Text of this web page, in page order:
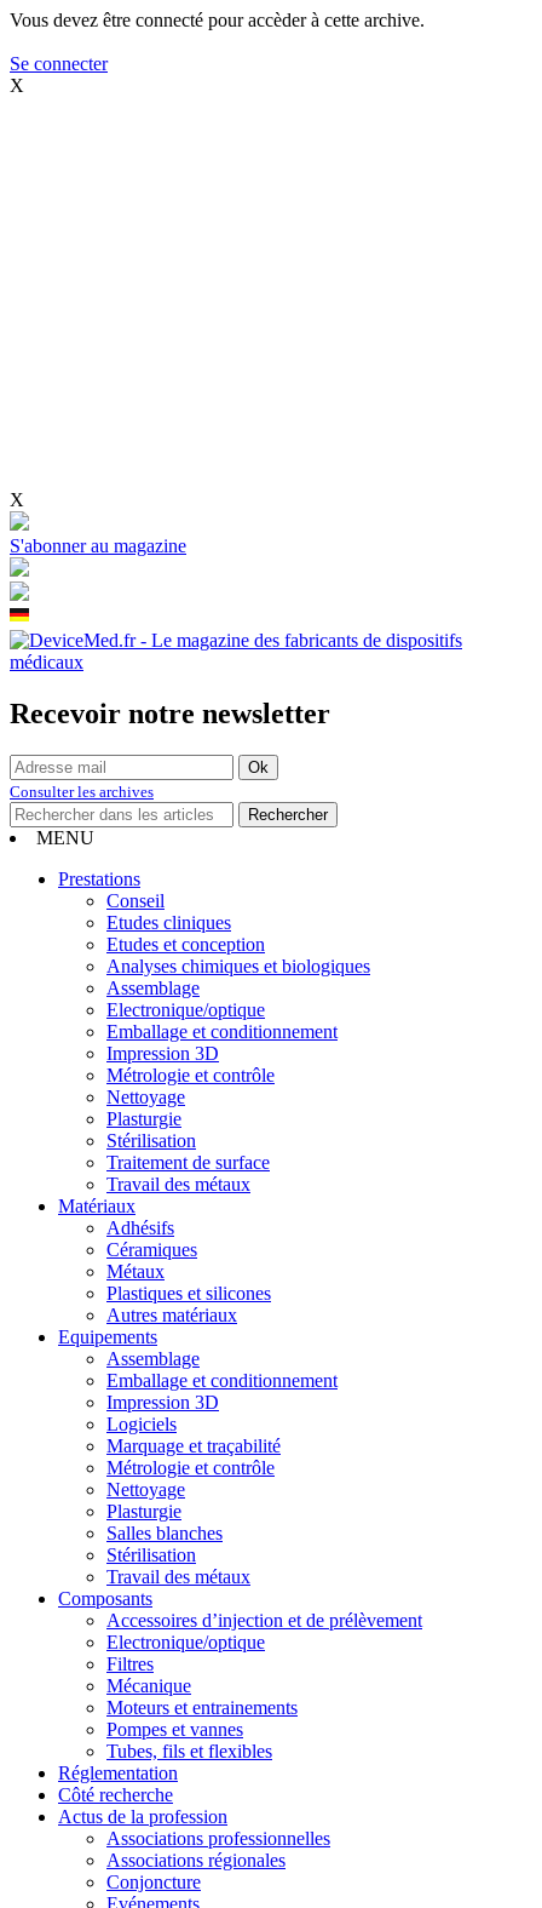
Vous devez être connecté pour accèder à cette archive.
Se connecter
X
X
S'abonner au magazine
Recevoir notre newsletter
Consulter les archives
MENU
Prestations
Conseil
Etudes cliniques
Etudes et conception
Analyses chimiques et biologiques
Assemblage
Electronique/optique
Emballage et conditionnement
Impression 3D
Métrologie et contrôle
Nettoyage
Plasturgie
Stérilisation
Traitement de surface
Travail des métaux
Matériaux
Adhésifs
Céramiques
Métaux
Plastiques et silicones
Autres matériaux
Equipements
Assemblage
Emballage et conditionnement
Impression 3D
Logiciels
Marquage et traçabilité
Métrologie et contrôle
Nettoyage
Plasturgie
Salles blanches
Stérilisation
Travail des métaux
Composants
Accessoires d’injection et de prélèvement
Electronique/optique
Filtres
Mécanique
Moteurs et entrainements
Pompes et vannes
Tubes, fils et flexibles
Réglementation
Côté recherche
Actus de la profession
Associations professionnelles
Associations régionales
Conjoncture
Evénements